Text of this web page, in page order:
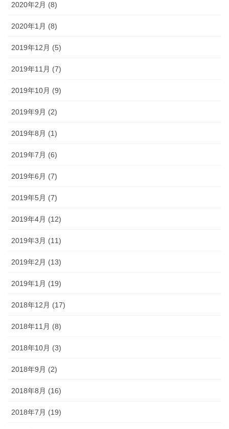
2020年2月 (8)
2020年1月 (8)
2019年12月 (5)
2019年11月 (7)
2019年10月 (9)
2019年9月 (2)
2019年8月 (1)
2019年7月 (6)
2019年6月 (7)
2019年5月 (7)
2019年4月 (12)
2019年3月 (11)
2019年2月 (13)
2019年1月 (19)
2018年12月 (17)
2018年11月 (8)
2018年10月 (3)
2018年9月 (2)
2018年8月 (16)
2018年7月 (19)